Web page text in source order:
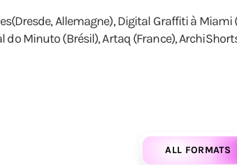
Allemagne), Digital Graffiti à
do Minuto (Brésil), Artaq (France),
ALL FORMATS